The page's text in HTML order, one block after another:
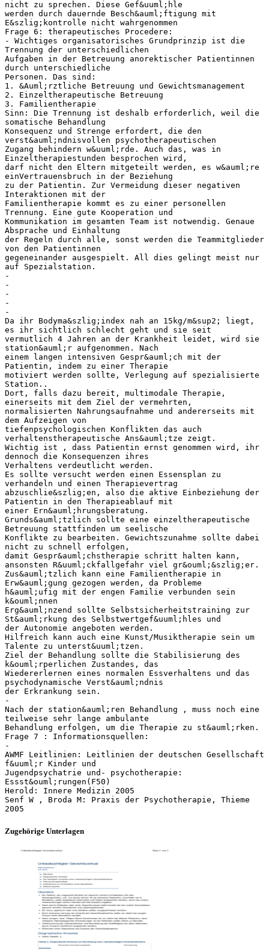
nicht zu sprechen. Diese Gef&uuml;hle
werden durch dauernde Besch&auml;ftigung mit
E&szlig;kontrolle nicht wahrgenommen
Frage 6: therapeutisches Procedere:
- Wichtiges organisatorisches Grundprinzip ist die
Trennung der unterschiedlichen
Aufgaben in der Betreuung anorektischer Patientinnen
durch unterschiedliche
Personen. Das sind:
1. &Auml;rztliche Betreuung und Gewichtsmanagement
2. Einzeltherapeutische Betreuung
3. Familientherapie
Sinn: Die Trennung ist deshalb erforderlich, weil die
somatische Behandlung
Konsequenz und Strenge erfordert, die den
verst&auml;ndnisvollen psychotherapeutischen
Zugang behindern w&uuml;rde. Auch das, was in
Einzeltherapiestunden besprochen wird,
darf nicht den Eltern mitgeteilt werden, es w&auml;re
einVertrauensbruch in der Beziehung
zu der Patientin. Zur Vermeidung dieser negativen
Interaktionen mit der
Familientherapie kommt es zu einer personellen
Trennung. Eine gute Kooperation und
Kommunikation im gesamten Team ist notwendig. Genaue
Absprache und Einhaltung
der Regeln durch alle, sonst werden die Teammitglieder
von den Patientinnen
gegeneinander ausgespielt. All dies gelingt meist nur
auf Spezialstation.
-
-
-
-
-
Da ihr Bodyma&szlig;index nah an 15kg/m&sup2; liegt,
es ihr sichtlich schlecht geht und sie seit
vermutlich 4 Jahren an der Krankheit leidet, wird sie
station&auml;r aufgenommen. Nach
einem langen intensiven Gespr&auml;ch mit der
Patientin, indem zu einer Therapie
motiviert werden sollte, Verlegung auf spezialisierte
Station..
Dort, falls dazu bereit, multimodale Therapie,
einerseits mit dem Ziel der vermehrten,
normalisierten Nahrungsaufnahme und andererseits mit
dem Aufzeigen von
tiefenpsychologischen Konflikten das auch
verhaltenstherapeutische Ans&auml;tze zeigt.
Wichtig ist , dass Patientin ernst genommen wird, ihr
dennoch die Konsequenzen ihres
Verhaltens verdeutlicht werden.
Es sollte versucht werden einen Essensplan zu
verhandeln und einen Therapievertrag
abzuschlie&szlig;en, also die aktive Einbeziehung der
Patientin in den Therapieablauf mit
einer Ern&auml;hrungsberatung.
Grunds&auml;tzlich sollte eine einzeltherapeutische
Betreuung stattfinden um seelische
Konflikte zu bearbeiten. Gewichtszunahme sollte dabei
nicht zu schnell erfolgen,
damit Gespr&auml;chstherapie schritt halten kann,
ansonsten R&uuml;ckfallgefahr viel gr&ouml;&szlig;er.
Zus&auml;tzlich kann eine Familientherapie in
Erw&auml;gung gezogen werden, da Probleme
h&auml;ufig mit der engen Familie verbunden sein
k&ouml;nnen
Erg&auml;nzend sollte Selbstsicherheitstraining zur
St&auml;rkung des Selbstwertgef&uuml;hles und
der Autonomie angeboten werden.
Hilfreich kann auch eine Kunst/Musiktherapie sein um
Talente zu unterst&uuml;tzen.
Ziel der Behandlung sollte die Stabilisierung des
k&ouml;rperlichen Zustandes, das
Wiedererlernen eines normalen Essverhaltens und das
psychodynamische Verst&auml;ndnis
der Erkrankung sein.
-
Nach der station&auml;ren Behandlung , muss noch eine
teilweise sehr lange ambulante
Behandlung erfolgen, um die Therapie zu st&auml;rken.
Frage 7 : Informationsquellen:
-
AWMF Leitlinien: Leitlinien der deutschen Gesellschaft
f&uuml;r Kinder und
Jugendpsychatrie und- psychotherapie:
Essst&ouml;rungen(F50)
Herold: Innere Medizin 2005
Senf W , Broda M: Praxis der Psychotherapie, Thieme
Zugehörige Unterlagen